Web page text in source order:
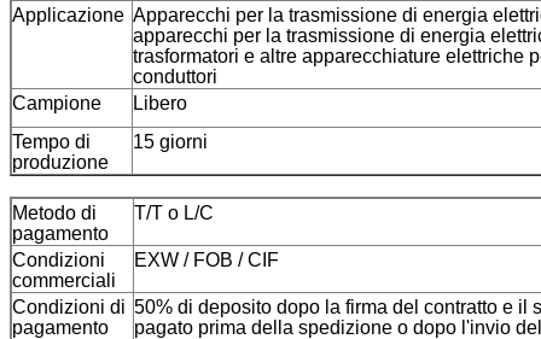
Applicazione Apparecchi per la trasmissione di energia
apparecchi per la trasmissione di energia
trasformatori e altre apparecchiature elettriche
conduttori
Campione
Libero
Tempo di
produzione
15 giorni
Metodo di
pagamento
T/T o L/C
Condizioni
commerciali
EXW / FOB / CIF
Condizioni di
pagamento
50% di deposito dopo la firma del contratto e il
pagato prima della spedizione o dopo l'invio